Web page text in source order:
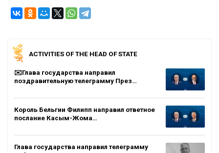
ACTIVITIES OF THE HEAD OF STATE
✉️Глава государства направил
поздравительную телеграмму През…
Король Бельгии Филипп направил ответное
послание Касым-Жома…
Глава государства направил телеграмму